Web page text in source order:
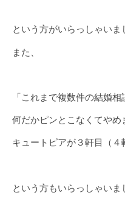
という方がいらっしゃいま
また、
「これまで複数件の結婚相
何だかピンとこなくてやめ
キュートピアが３軒目（４
という方もいらっしゃいま